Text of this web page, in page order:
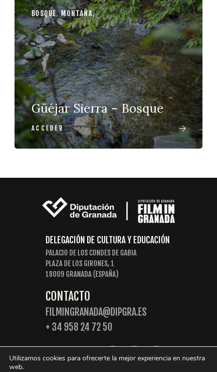
BOSQUE,MONTAÑA,
Güéjar Sierra – Bosque
ACCEDER
DELEGACIÓN DE CULTURA Y EDUCACIÓN
PALACIO DE LOS CONDES DE GABIA
PLAZA DE LOS GIRONES, 1
18009 GRANADA (ESPAÑA)
CONTACTO
FILMINGRANADA@DIPGRA.ES
+ 34 958 24 72 50
SIGUENOS:
Utilizamos cookies para ofrecerte la mejor experiencia en nuestra
web.